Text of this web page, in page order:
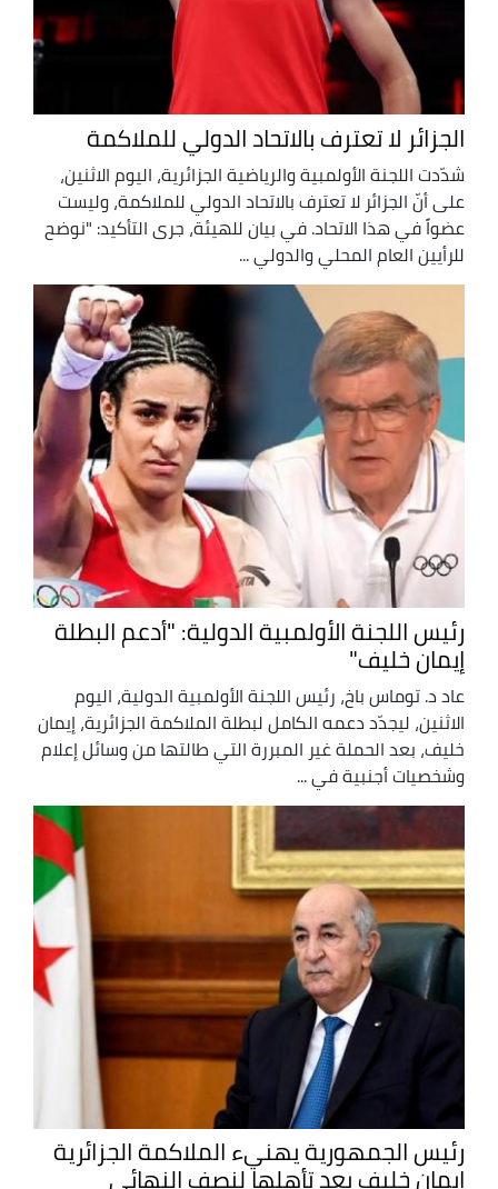
الجزائر لا تعترف بالاتحاد الدولي للملاكمة
شدّدت اللجنة الأولمبية والرياضية الجزائرية، اليوم الاثنين،
على أنّ الجزائر لا تعترف بالاتحاد الدولي للملاكمة، وليست
عضواً في هذا الاتحاد. في بيان للهيئة، جرى التأكيد: "نوضح
للرأيين العام المحلي والدولي ...
رئيس اللجنة الأولمبية الدولية: "أدعم البطلة
إيمان خليف"
عاد د. توماس باخ، رئيس اللجنة الأولمبية الدولية، اليوم
الاثنين، ليجدّد دعمه الكامل لبطلة الملاكمة الجزائرية، إيمان
خليف، بعد الحملة غير المبررة التي طالتها من وسائل إعلام
وشخصيات أجنبية في ...
رئيس الجمهورية يهنيء الملاكمة الجزائرية
إيمان خليف بعد تأهلها لنصف النهائي